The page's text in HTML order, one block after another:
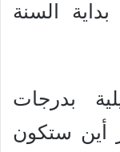
السنة
بدرجات
أين ستكون